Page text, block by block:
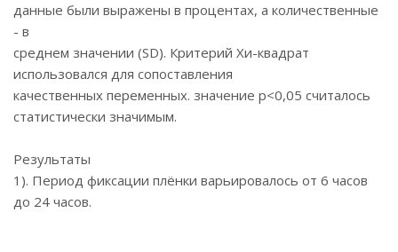
данные были выражены в процентах, а количественные
- в
среднем значении (SD). Критерий Хи-квадрат
использовался для сопоставления
качественных переменных. значение р<0,05 считалось
статистически значимым.
Результаты
1). Период фиксации плёнки варьировалось от 6 часов
до 24 часов.